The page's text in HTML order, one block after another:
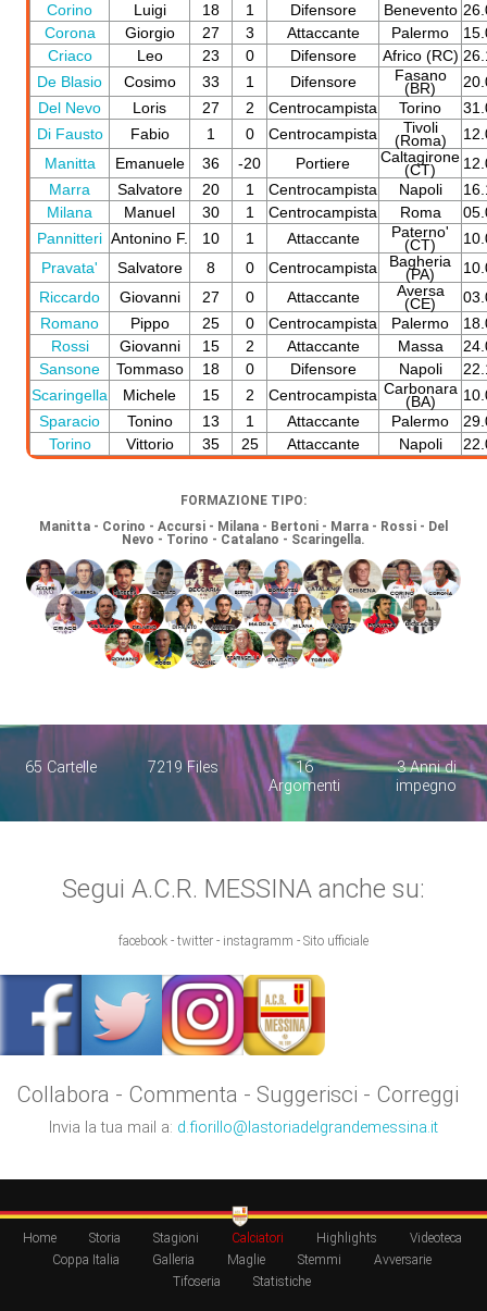
Corino
Luigi 18 1 Difensore Benevento
Corona
Giorgio 27 3 Attaccante Palermo
Criaco
Leo 23 0 Difensore Africo (RC)
De Blasio
Cosimo 33 1 Difensore Fasano
(BR)
Del Nevo
Loris 27 2 Centrocampista Torino
Di Fausto
Fabio 1 0 Centrocampista Tivoli
(Roma)
Manitta
Emanuele 36 -20 Portiere Caltagirone
(CT)
Marra
Salvatore 20 1 Centrocampista Napoli
Milana
Manuel 30 1 Centrocampista Roma
Pannitteri Antonino F. 10 1 Attaccante Paterno'
(CT)
Pravata'
Salvatore 8 0 Centrocampista Bagheria
(PA)
Riccardo
Giovanni 27 0 Attaccante Aversa
(CE)
Romano
Pippo 25 0 Centrocampista Palermo
Rossi
Giovanni 15 2 Attaccante Massa
Sansone
Tommaso 18 0 Difensore Napoli
Scaringella
Michele 15 2 Centrocampista Carbonara
(BA)
Sparacio
Tonino 13 1 Attaccante Palermo
Torino
Vittorio 35 25 Attaccante Napoli
FORMAZIONE TIPO:
Manitta - Corino - Accursi - Milana - Bertoni - Marra - Rossi - Del
Nevo - Torino - Catalano - Scaringella.
65 Cartelle 7219 Files
16
Argomenti
3 Anni di
impegno
Segui A.C.R. MESSINA anche su:
facebook - twitter - instagramm - Sito ufficiale
Collabora - Commenta - Suggerisci - Correggi
Invia la tua mail a: d.fiorillo@lastoriadelgrandemessina.it
Home Storia Stagioni Calciatori Highlights
Videoteca
Coppa Italia
Galleria Maglie Stemmi
Avversarie
Tifoseria
Statistiche